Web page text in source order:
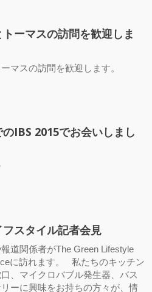
ーマスの訪問を歓迎しま
マスの訪問を歓迎します。
IBS 2015でお会いしまし
スタイル記者会見
道関係者がThe Green Lifestyle
に訪れます。 私たちのキッチン
、マイクロバブル発生器、バス
ーに興味をお持ちの方々が、情